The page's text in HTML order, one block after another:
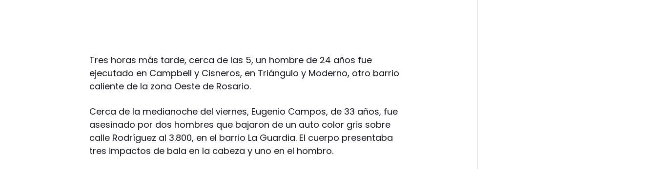
Tres horas más tarde, cerca de las 5, un hombre de 24 años fue
ejecutado en Campbell y Cisneros, en Triángulo y Moderno, otro barrio
caliente de la zona Oeste de Rosario.
Cerca de la medianoche del viernes, Eugenio Campos, de 33 años, fue
asesinado por dos hombres que bajaron de un auto color gris sobre
calle Rodríguez al 3.800, en el barrio La Guardia. El cuerpo presentaba
tres impactos de bala en la cabeza y uno en el hombro.